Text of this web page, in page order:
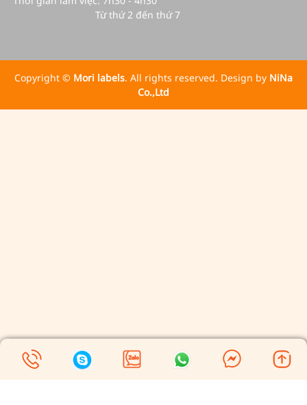
Từ thứ 2 đến thứ 7
Copyright © Mori labels. All rights reserved. Design by NiNa
Co.,Ltd